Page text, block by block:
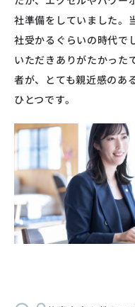
社準備をしていました。
社受かるぐらいの時代で
いただきありがたかった
者が、とても親近感のあ
ひとつです。